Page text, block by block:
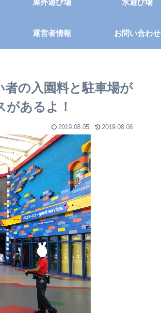
屋外遊び場 水遊び場
運営者情報 お問い合わせ
の入園料と駐車場が
あるよ！
2019.08.05 2019.08.06